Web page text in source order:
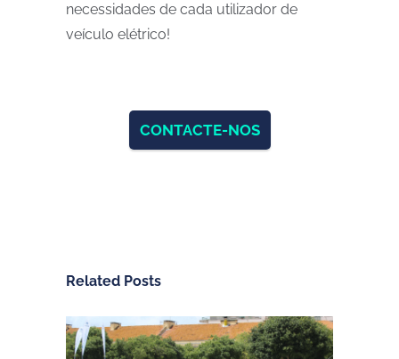
necessidades de cada utilizador de
veículo elétrico!
CONTACTE-NOS
Related Posts